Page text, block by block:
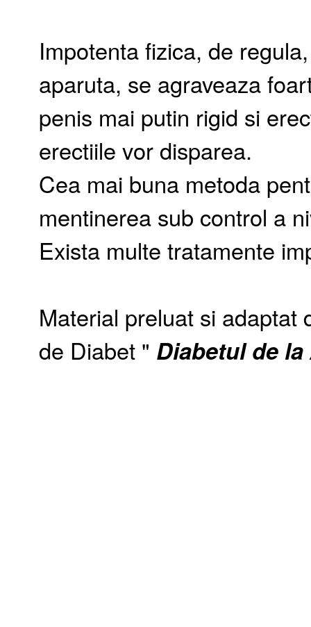
Impotenta fizica, de
aparuta, se agraveaza
penis mai putin rigid si
erectiile vor disparea.
Cea mai buna metoda
mentinerea sub control a
Exista multe tratamente
Material preluat si adaptat
de Diabet " Diabetul de la